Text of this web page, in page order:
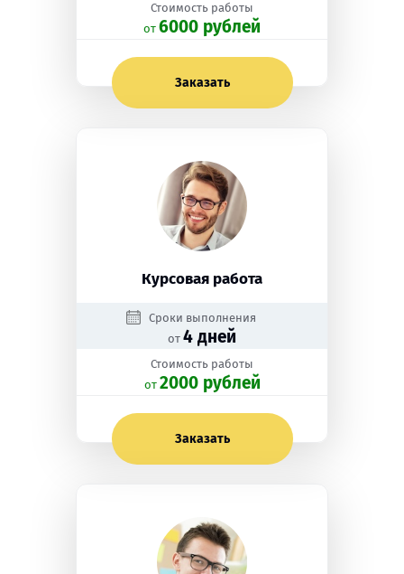
Стоимость работы
oт 6000 рублей
Заказать
Курсовая работа
Сроки выполнения
от 4 дней
Стоимость работы
oт 2000 рублей
Заказать